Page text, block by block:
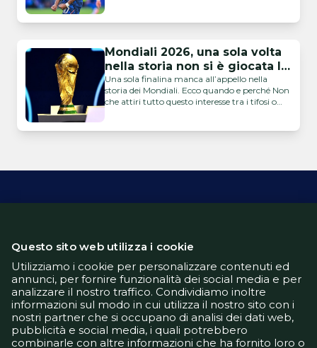
Mondiali 2026, una sola volta
nella storia non si è giocata la
finalina. Quando?
Una sola finalina manca all’appello nella
storia dei Mondiali. Ecco quando e perché Non
che attiri tutto questo interesse tra i tifosi o
Informativa Privacy
Informativa Cookie
Tech App
Gestione preferenze
support@goldbetlive.it
Questo sito web utilizza i cookie
Utilizziamo i cookie per personalizzare contenuti ed
annunci, per fornire funzionalità dei social media e per
analizzare il nostro traffico. Condividiamo inoltre
informazioni sul modo in cui utilizza il nostro sito con i
nostri partner che si occupano di analisi dei dati web,
pubblicità e social media, i quali potrebbero
combinarle con altre informazioni che ha fornito loro o